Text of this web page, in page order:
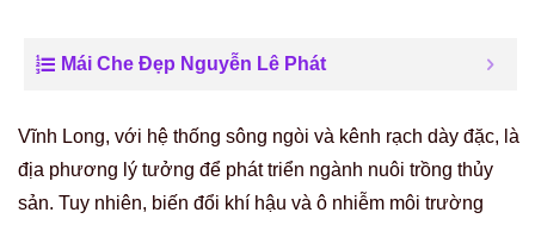
Mái Che Đẹp Nguyễn Lê Phát
Vĩnh Long, với hệ thống sông ngòi và kênh rạch dày đặc, là
địa phương lý tưởng để phát triển ngành nuôi trồng thủy
sản. Tuy nhiên, biến đổi khí hậu và ô nhiễm môi trường